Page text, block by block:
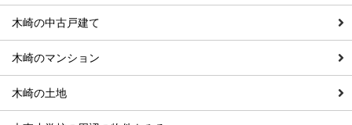
木崎の中古戸建て
木崎のマンション
木崎の土地